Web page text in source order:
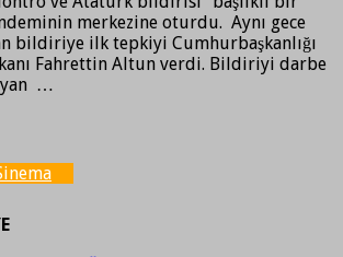
merkezine oturdu. Aynı gece
bildiriye ilk tepkiyi Cumhurbaşkanlığı
Fahrettin Altun verdi. Bildiriyi darbe
…